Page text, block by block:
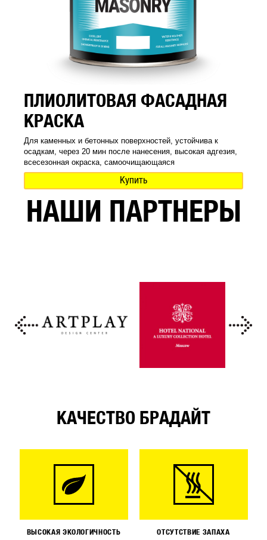
ПЛИОЛИТОВАЯ ФАСАДНАЯ
КРАСКА
Для каменных и бетонных поверхностей, устойчива к
осадкам, через 20 мин после нанесения, высокая адгезия,
всесезонная окраска, самоочищающаяся
Купить
НАШИ ПАРТНЕРЫ
КАЧЕСТВО БРАДАЙТ
ВЫСОКАЯ ЭКОЛОГИЧНОСТЬ ОТСУТСТВИЕ ЗАПАХА